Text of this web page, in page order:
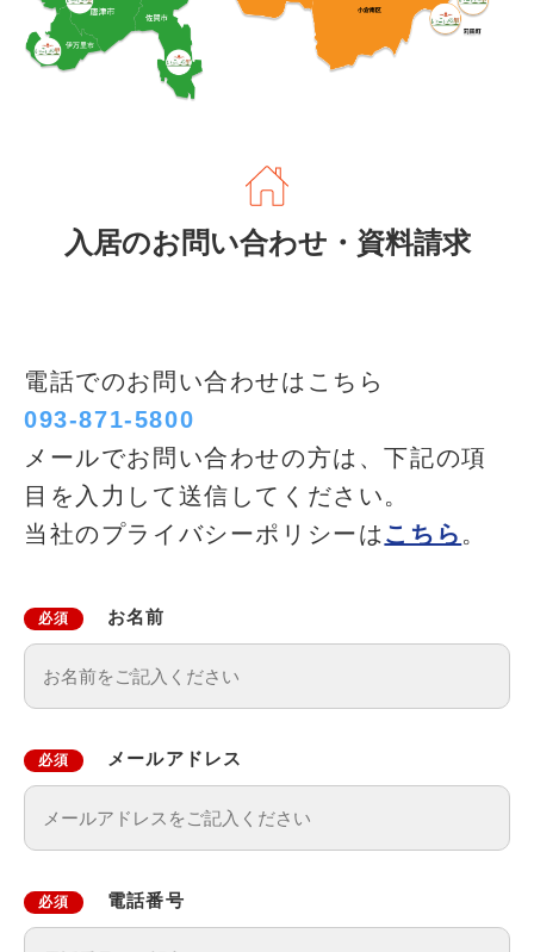
入居のお問い合わせ・資料請求
電話でのお問い合わせはこちら
093-871-5800
メールでお問い合わせの方は、下記の項
目を入力して送信してください。
当社のプライバシーポリシーは こちら 。
必須 お名前
必須 メールアドレス
必須 電話番号